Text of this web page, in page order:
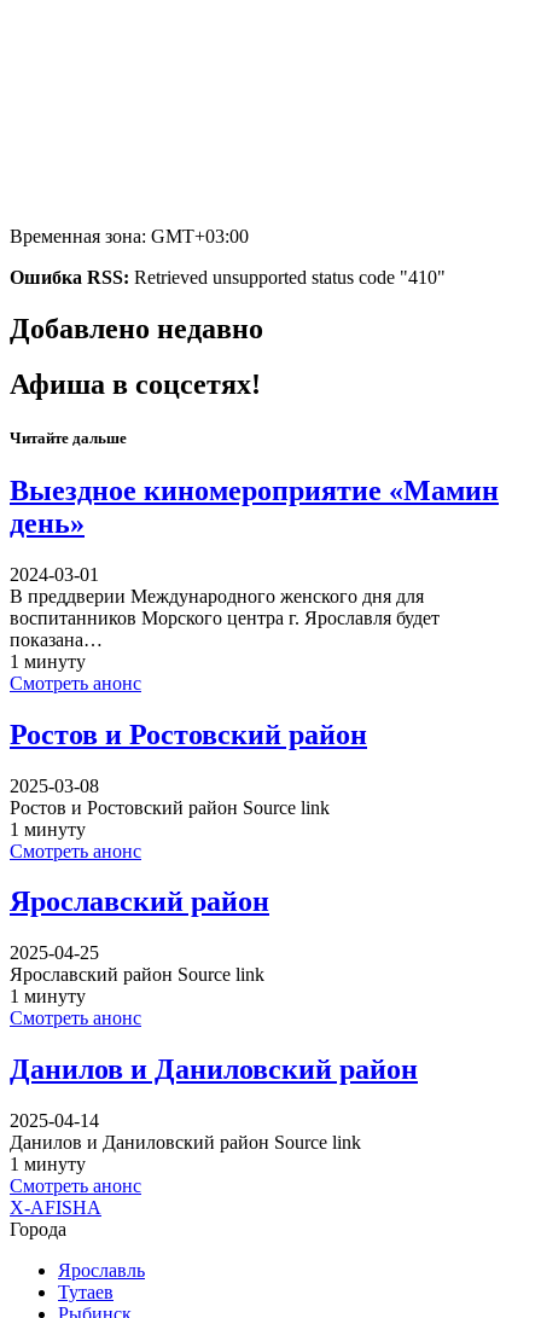
Временная зона: GMT+03:00
Ошибка RSS: Retrieved unsupported status code "410"
Добавлено недавно
Афиша в соцсетях!
Читайте дальше
Выездное киномероприятие «Мамин
день»
2024-03-01
В преддверии Международного женского дня для
воспитанников Морского центра г. Ярославля будет
показана…
1 минуту
Смотреть анонс
Ростов и Ростовский район
2025-03-08
Ростов и Ростовский район Source link
1 минуту
Смотреть анонс
Ярославский район
2025-04-25
Ярославский район Source link
1 минуту
Смотреть анонс
Данилов и Даниловский район
2025-04-14
Данилов и Даниловский район Source link
1 минуту
Смотреть анонс
X-AFISHA
Города
Ярославль
Тутаев